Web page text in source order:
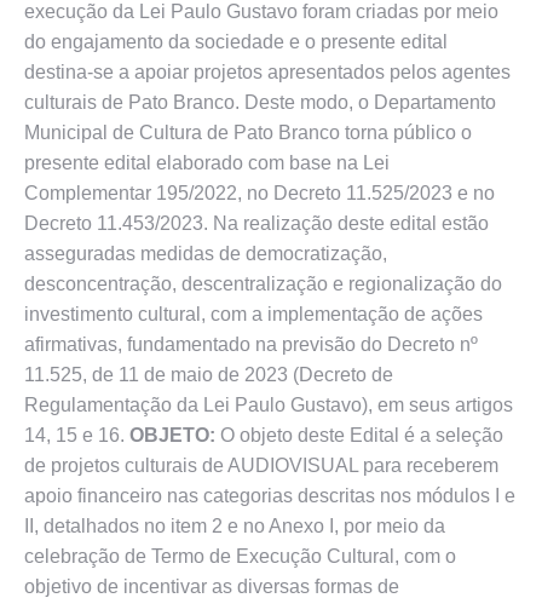
execução da Lei Paulo Gustavo foram criadas por meio
do engajamento da sociedade e o presente edital
destina-se a apoiar projetos apresentados pelos agentes
culturais de Pato Branco. Deste modo, o Departamento
Municipal de Cultura de Pato Branco torna público o
presente edital elaborado com base na Lei
Complementar 195/2022, no Decreto 11.525/2023 e no
Decreto 11.453/2023. Na realização deste edital estão
asseguradas medidas de democratização,
desconcentração, descentralização e regionalização do
investimento cultural, com a implementação de ações
afirmativas, fundamentado na previsão do Decreto nº
11.525, de 11 de maio de 2023 (Decreto de
Regulamentação da Lei Paulo Gustavo), em seus artigos
14, 15 e 16. OBJETO: O objeto deste Edital é a seleção
de projetos culturais de AUDIOVISUAL para receberem
apoio financeiro nas categorias descritas nos módulos I e
II, detalhados no item 2 e no Anexo I, por meio da
celebração de Termo de Execução Cultural, com o
objetivo de incentivar as diversas formas de